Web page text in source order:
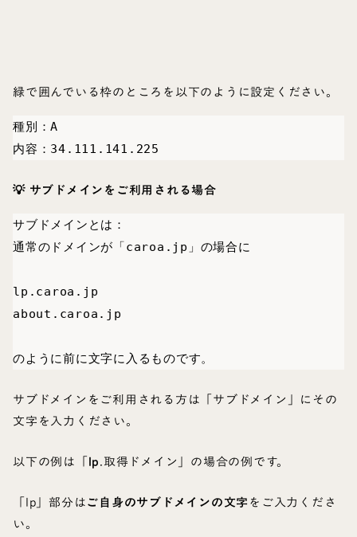
緑で囲んでいる枠のところを以下のように設定ください。
種別：A
内容：34.111.141.225
💡 サブドメインをご利用される場合
サブドメインとは：
通常のドメインが「caroa.jp」の場合に
lp.caroa.jp
about.caroa.jp
のように前に文字に入るものです。
サブドメインをご利用される方は「サブドメイン」にその
文字を入力ください。
以下の例は「lp.取得ドメイン」の場合の例です。
「lp」部分はご自身のサブドメインの文字をご入力くださ
い。